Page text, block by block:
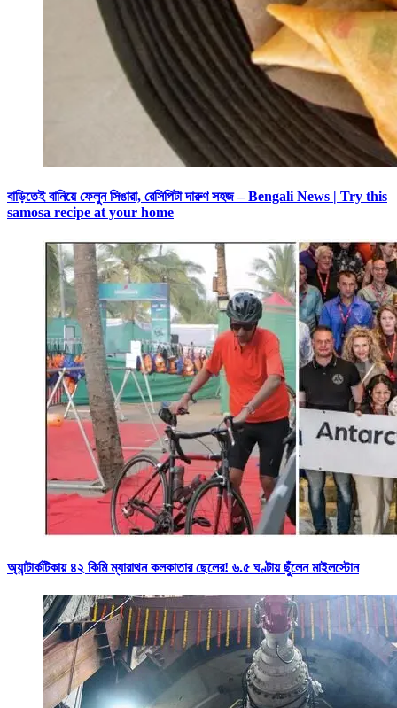
বাড়িতেই বানিয়ে ফেলুন সিঙারা, রেসিপিটা দারুণ সহজ – Bengali News | Try this
samosa recipe at your home
অ্যান্টার্কটিকায় ৪২ কিমি ম্যারাথন কলকাতার ছেলের! ৬.৫ ঘণ্টায় ছুঁলেন মাইলস্টোন